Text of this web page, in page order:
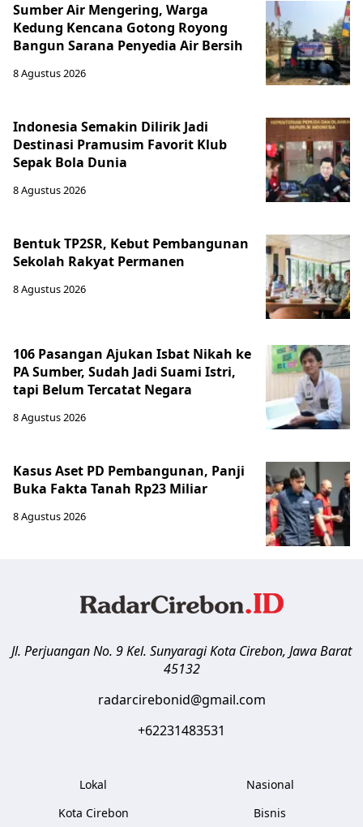
Sumber Air Mengering, Warga
Kedung Kencana Gotong Royong
Bangun Sarana Penyedia Air Bersih
8 Agustus 2026
Indonesia Semakin Dilirik Jadi
Destinasi Pramusim Favorit Klub
Sepak Bola Dunia
8 Agustus 2026
Bentuk TP2SR, Kebut Pembangunan
Sekolah Rakyat Permanen
8 Agustus 2026
106 Pasangan Ajukan Isbat Nikah ke
PA Sumber, Sudah Jadi Suami Istri,
tapi Belum Tercatat Negara
8 Agustus 2026
Kasus Aset PD Pembangunan, Panji
Buka Fakta Tanah Rp23 Miliar
8 Agustus 2026
Jl. Perjuangan No. 9 Kel. SunyaragiKota Cirebon, Jawa Barat
45132
radarcirebonid@gmail.com
+62231483531
Lokal
Kota Cirebon
Nasional
Bisnis